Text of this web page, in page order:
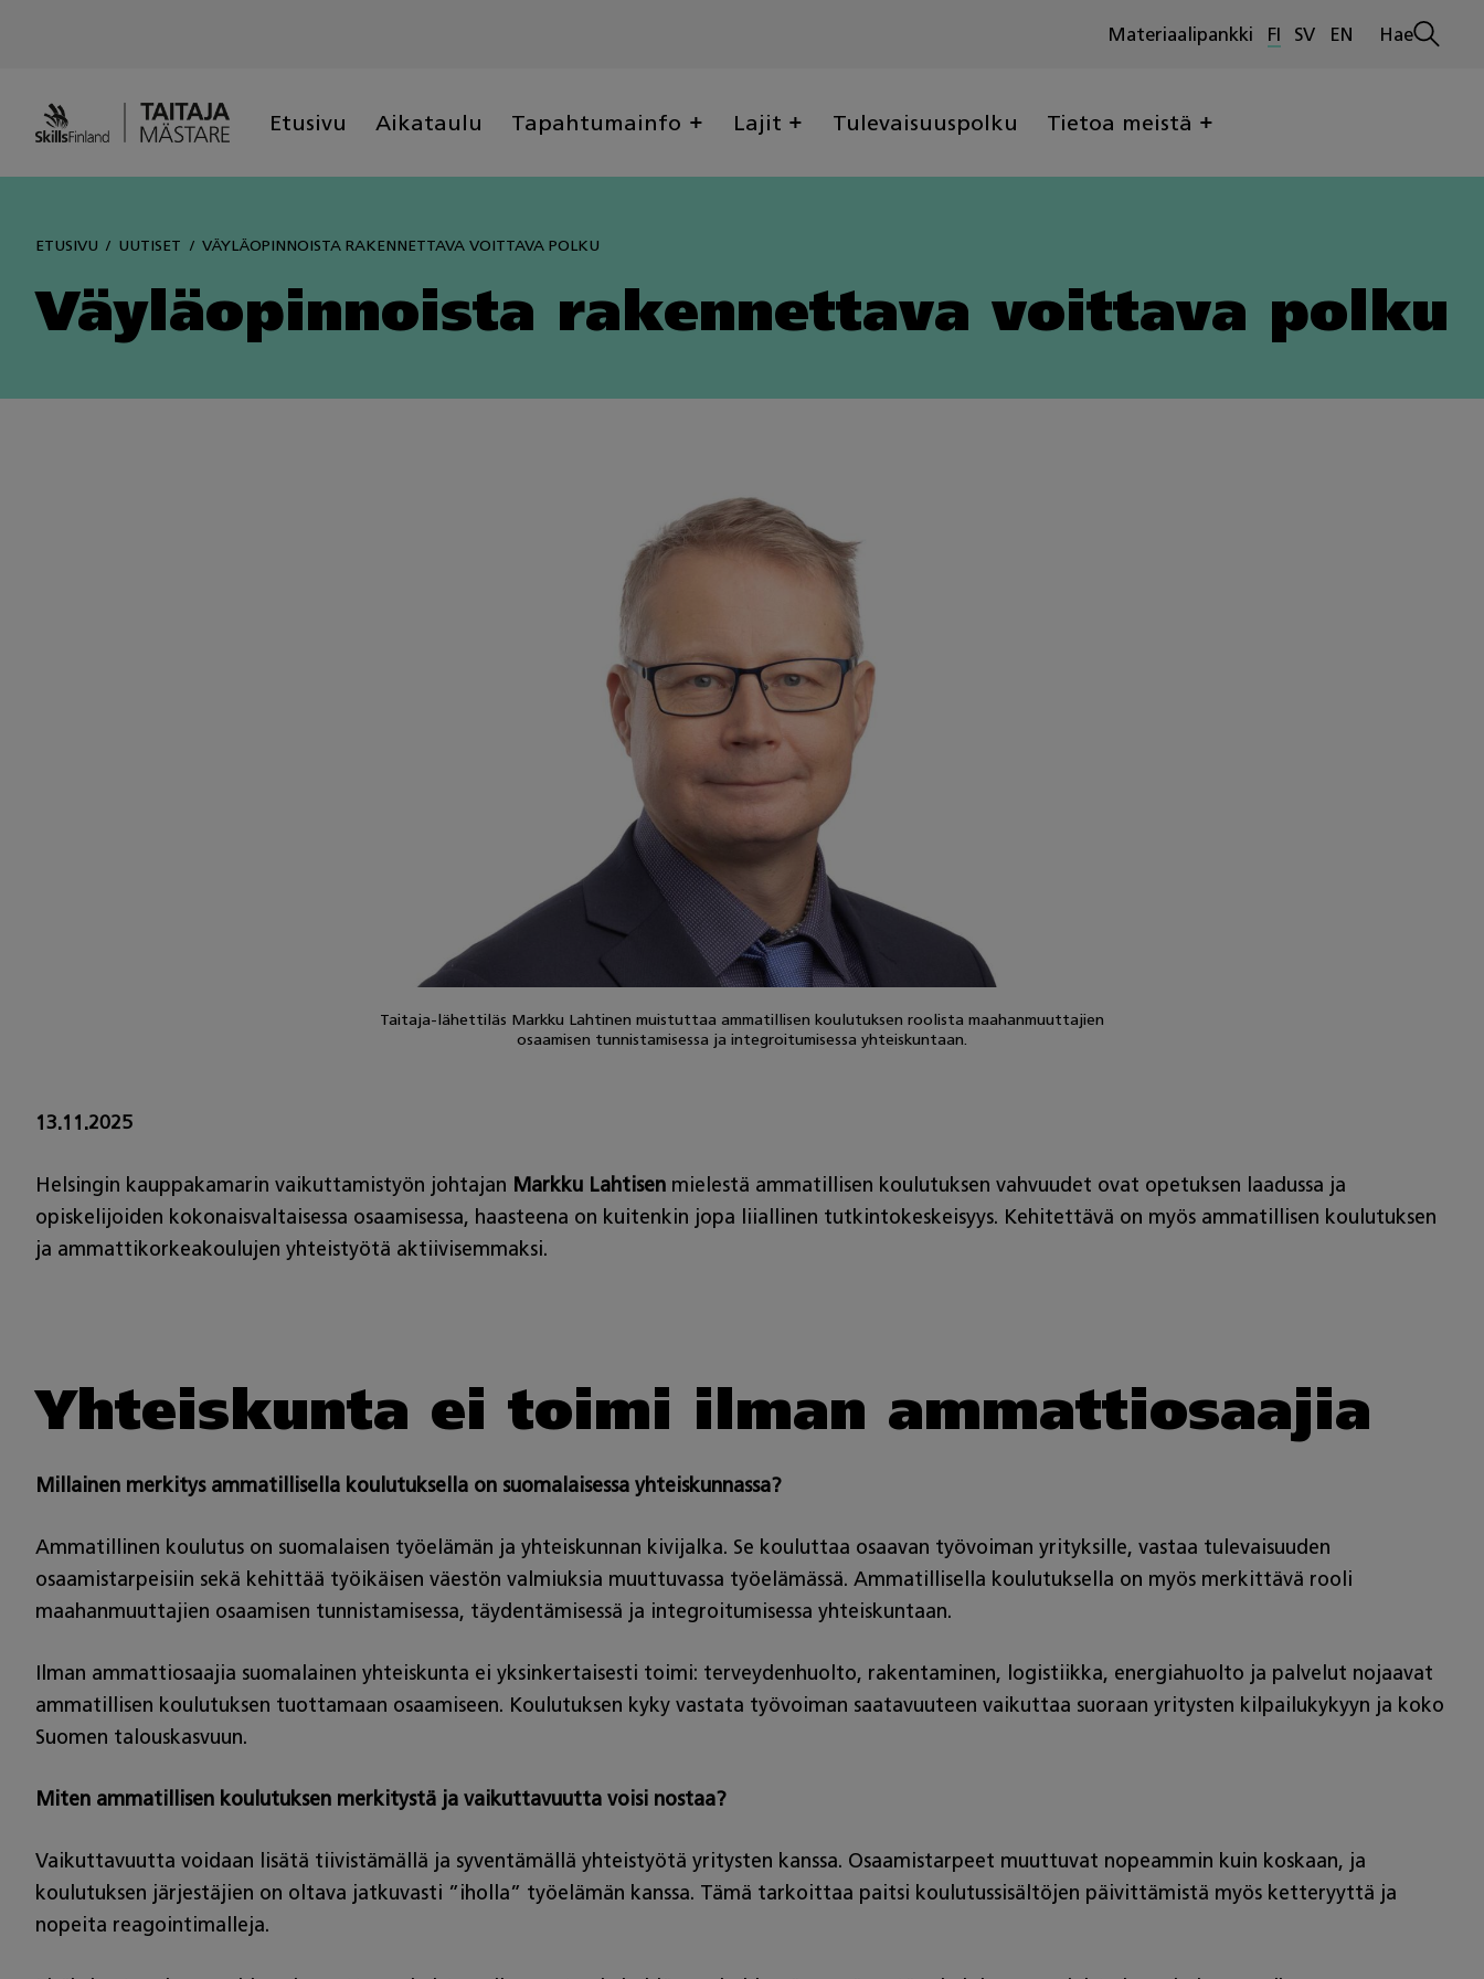
Materiaalipankki FI SV EN
Avaa
Hae
Etusivu Aikataulu Tapahtumainfo Lajit Tulevaisuuspolku Tietoa meistä
ETUSIVU UUTISET VÄYLÄOPINNOISTA RAKENNETTAVA VOITTAVA POLKU
Väyläopinnoista rakennettava voittava polku
Taitaja-lähettiläs Markku Lahtinen muistuttaa ammatillisen koulutuksen roolista maahanmuuttajien
osaamisen tunnistamisessa ja integroitumisessa yhteiskuntaan.
13.11.2025
Helsingin kauppakamarin vaikuttamistyön johtajan Markku Lahtisen mielestä ammatillisen koulutuksen vahvuudet ovat opetuksen laadussa ja
opiskelijoiden kokonaisvaltaisessa osaamisessa, haasteena on kuitenkin jopa liiallinen tutkintokeskeisyys. Kehitettävä on myös ammatillisen koulutuksen
ja ammattikorkeakoulujen yhteistyötä aktiivisemmaksi.
Yhteiskunta ei toimi ilman ammattiosaajia
Millainen merkitys ammatillisella koulutuksella on suomalaisessa yhteiskunnassa?
Ammatillinen koulutus on suomalaisen työelämän ja yhteiskunnan kivijalka. Se kouluttaa osaavan työvoiman yrityksille, vastaa tulevaisuuden
osaamistarpeisiin sekä kehittää työikäisen väestön valmiuksia muuttuvassa työelämässä. Ammatillisella koulutuksella on myös merkittävä rooli
maahanmuuttajien osaamisen tunnistamisessa, täydentämisessä ja integroitumisessa yhteiskuntaan.
Ilman ammattiosaajia suomalainen yhteiskunta ei yksinkertaisesti toimi: terveydenhuolto, rakentaminen, logistiikka, energiahuolto ja palvelut nojaavat
ammatillisen koulutuksen tuottamaan osaamiseen. Koulutuksen kyky vastata työvoiman saatavuuteen vaikuttaa suoraan yritysten kilpailukykyyn ja koko
Suomen talouskasvuun.
Miten ammatillisen koulutuksen merkitystä ja vaikuttavuutta voisi nostaa?
Vaikuttavuutta voidaan lisätä tiivistämällä ja syventämällä yhteistyötä yritysten kanssa. Osaamistarpeet muuttuvat nopeammin kuin koskaan, ja
koulutuksen järjestäjien on oltava jatkuvasti ”iholla” työelämän kanssa. Tämä tarkoittaa paitsi koulutussisältöjen päivittämistä myös ketteryyttä ja
nopeita reagointimalleja.